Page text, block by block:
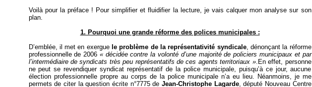
Voilà pour la préface ! Pour simplifier et fluidifier la lecture, je vais calquer mon analyse sur son
plan.
1. Pourquoi une grande réforme des polices municipales :
D’emblée, il met en exergue le problème de la représentativité syndicale, dénonçant la réforme
professionnelle de 2006 « décidée contre la volonté d’une majorité de policiers municipaux et par
l’intermédiaire de syndicats très peu représentatifs de ces agents territoriaux ». En effet, personne
ne peut se revendiquer syndicat représentatif de la police municipale, puisqu’à ce jour, aucune
élection professionnelle propre au corps de la police municipale n’a eu lieu. Néanmoins, je me
permets de citer la question écrite n°7775 de Jean-Christophe Lagarde, député Nouveau Centre